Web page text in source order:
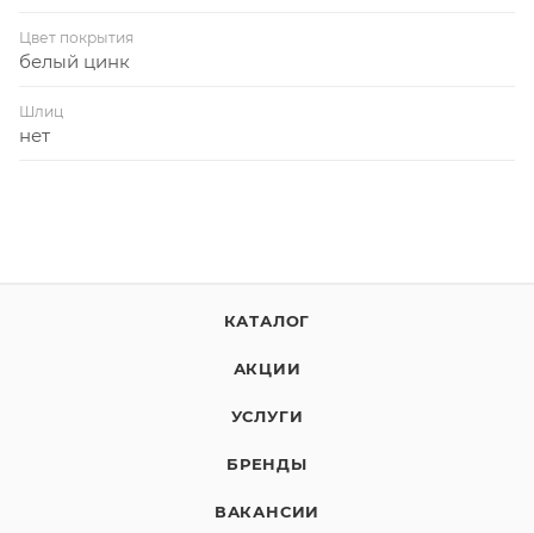
Цвет покрытия
белый цинк
Шлиц
нет
КАТАЛОГ
АКЦИИ
УСЛУГИ
БРЕНДЫ
ВАКАНСИИ